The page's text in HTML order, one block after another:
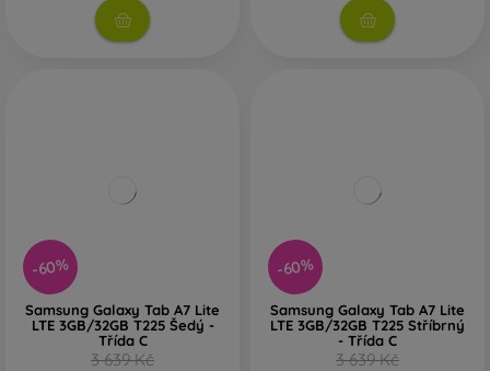
-60%
Samsung Galaxy Tab A7 Lite
LTE 3GB/32GB T225 Šedý -
Třída C
3 639 Kč
-60%
Samsung Galaxy Tab A7 Lite
LTE 3GB/32GB T225 Stříbrný
- Třída C
3 639 Kč